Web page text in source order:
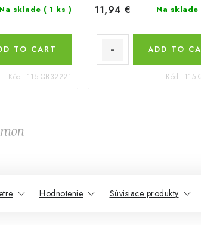
Na sklade ( 1 ks )
TO CART
Kód: 115-QB32221
11,94 € Na sklade
ADD TO
Kód: 115-
Hodnotenie Súvisiace produkty